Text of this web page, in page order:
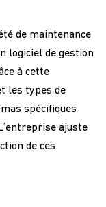
de maintenance
logiciel de gestion
à cette
les types de
spécifiques
ajuste
de ces